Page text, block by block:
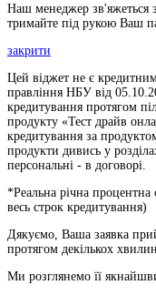
Наш менеджер зв'яжеться
тримайте під рукою Ваш
закрити
Цей віджет не є
правління НБУ від
кредитування протягом
продукту «Тест драйв
кредитування за
продукти дивись у
персональні - в договорі.
*Реальна річна
весь строк кредитування)
Дякуємо, Ваша заявка
протягом декількох хвилин.
Ми розглянемо її